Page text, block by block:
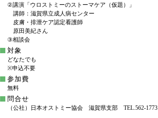
②講演「ウロストミーのストーマケア（仮題）」
講師：滋賀県立成人病センター
皮膚・排泄ケア認定看護師
原田美紀さん
③相談会
対象
どなたでも
※申込不要
参加費
無料
問合せ
（公社）日本オストミー協会 滋賀県支部 TEL.562-1773